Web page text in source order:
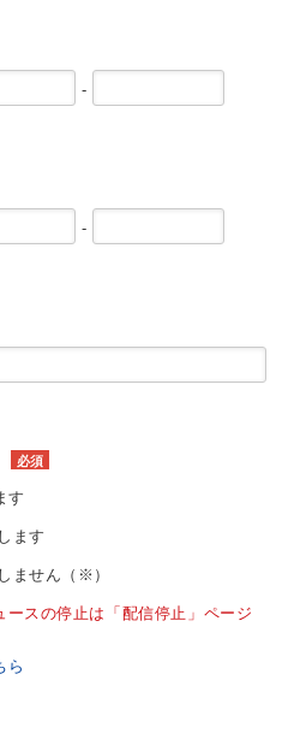
-
-
必須
す
ます
ません（※）
ースの停止は「配信停止」ページ
ら